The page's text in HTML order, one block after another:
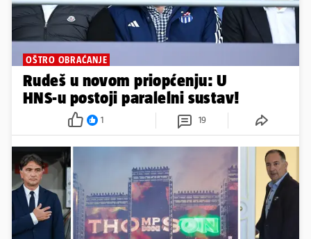
Ne, nije šala. Šimunić u Rudešu
ukida ime kategorije 'pionira'
OŠTRO OBRAĆANJE